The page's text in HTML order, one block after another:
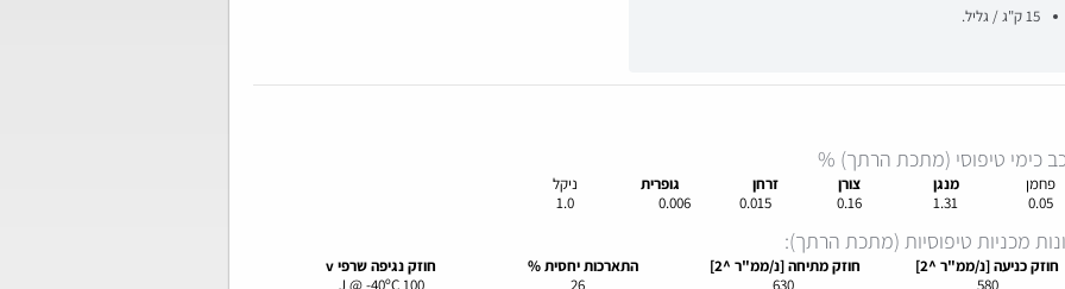
15 ק"ג / גליל.
כימי טיפוסי (מתכת הרתך) %
פחמן מנגן צורן זרחן גופרית
ניקל
0.05
1.31
0.16
0.015
0.006
1.0
מכניות טיפוסיות (מתכת הרתך):
חוזקכניעה[נ/ממ"ר ^2] חוזקמתיחה[נ/ממ"ר ^2] התארכותיחסית % חוזק נגיפהשרפי v
580
100 J @ -40ºC